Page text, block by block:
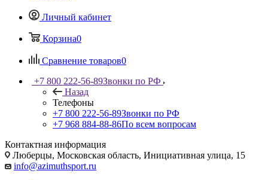
Личный кабинет
Корзина0
Сравнение товаров0
+7 800 222-56-89Звонки по РФ
Назад
Телефоны
+7 800 222-56-89Звонки по РФ
+7 968 884-88-86По всем вопросам
Контактная информация
Люберцы, Московская область, Инициативная улица, 15
info@azimuthsport.ru